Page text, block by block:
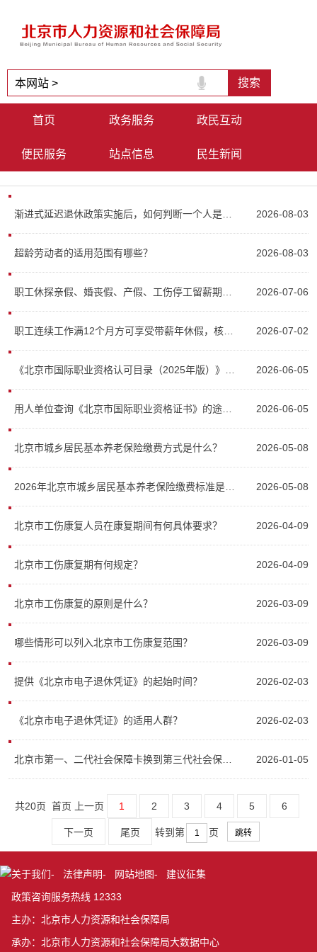
首页 政务服务 政民互动
便民服务 站点信息 民生新闻
渐进式延迟退休政策实施后，如何判断一个人是否“超龄”？ 2026-08-03
超龄劳动者的适用范围有哪些？ 2026-08-03
职工休探亲假、婚丧假、产假、工伤停工留薪期，是否计入年休假假期？ 2026-07-06
职工连续工作满12个月方可享受带薪年休假，核算年假天数所用累计工作时间，是否仅限定为本单位累计工作时间？ 2026-07-02
《北京市国际职业资格认可目录（2025年版）》新增的5项职业资格互认具体指哪些？ 2026-06-05
用人单位查询《北京市国际职业资格证书》的途径和方式？ 2026-06-05
北京市城乡居民基本养老保险缴费方式是什么？ 2026-05-08
2026年北京市城乡居民基本养老保险缴费标准是多少？ 2026-05-08
北京市工伤康复人员在康复期间有何具体要求？ 2026-04-09
北京市工伤康复期有何规定？ 2026-04-09
北京市工伤康复的原则是什么？ 2026-03-09
哪些情形可以列入北京市工伤康复范围？ 2026-03-09
提供《北京市电子退休凭证》的起始时间？ 2026-02-03
《北京市电子退休凭证》的适用人群？ 2026-02-03
北京市第一、二代社会保障卡换到第三代社会保障卡有哪些注意事项？ 2026-01-05
共20页 首页 上一页 1 2 3 4 5 6
下一页 尾页 转到第 页
关于我们- 法律声明- 网站地图- 建议征集
政策咨询服务热线 12333
主办：北京市人力资源和社会保障局
承办：北京市人力资源和社会保障局大数据中心